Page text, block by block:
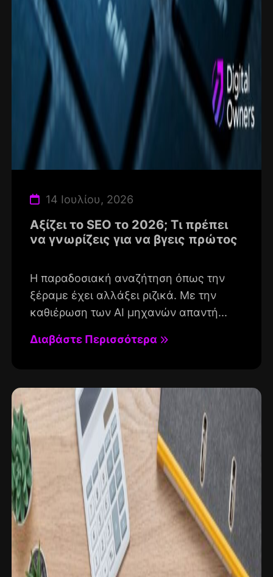
14 Ιουλίου, 2026
Αξίζει το SEO το 2026; Τι πρέπει
να γνωρίζεις για να βγεις πρώτος
Η παραδοσιακή αναζήτηση όπως την
ξέραμε έχει αλλάξει ριζικά. Με την
καθιέρωση των AI μηχανών απαντή...
Διαβάστε Περισσότερα